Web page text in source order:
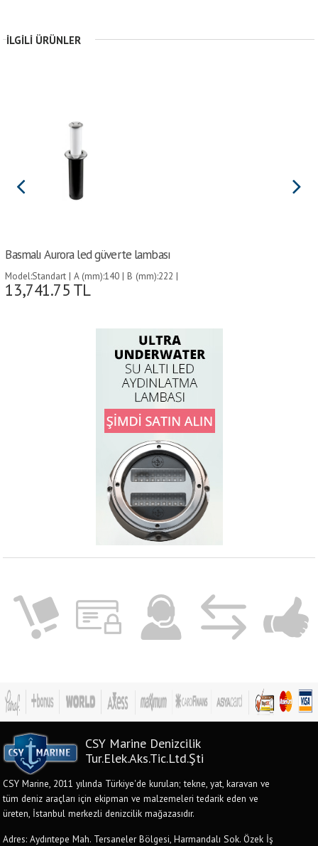
İLGILI ÜRÜNLER
Basmalı Aurora led güverte lambası
Model:Standart | A (mm):140 | B (mm):222 |
13,741.75 TL
CSY Marine Denizcilik
Tur.Elek.Aks.Tic.Ltd.Şti
CSY Marine, 2011 yılında Türkiye'de kurulan; tekne, yat, karavan ve
tüm deniz araçları için ekipman ve malzemeleri tedarik eden ve
üreten, İstanbul merkezli denizcilik mağazasıdır.
Adres: Aydıntepe Mah. Tersaneler Bölgesi, Harmandalı Sok. Özek İş